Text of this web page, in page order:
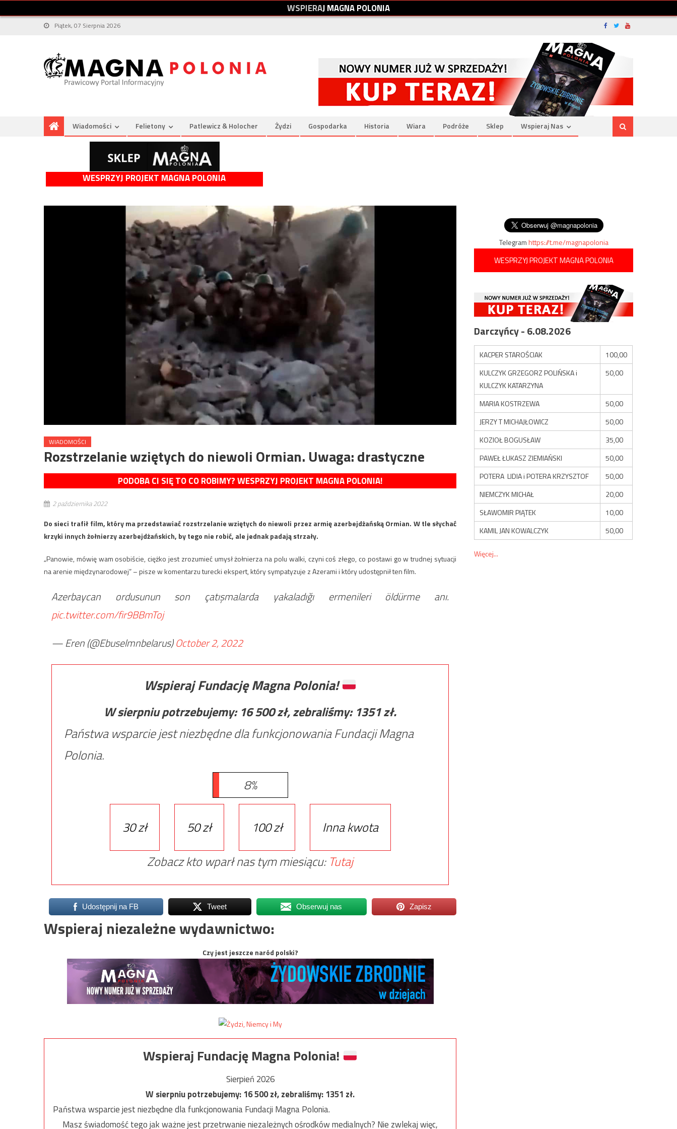
WSPIERAJMAGNAPOLONIA
Piątek, 07 Sierpnia 2026
Wiadomości Felietony Patlewicz & Holocher Żydzi Gospodarka Historia Wiara Podróże Sklep Wspieraj Nas
WESPRZYJ PROJEKT MAGNA POLONIA
WIADOMOŚCI
Rozstrzelanie wziętych do niewoli Ormian. Uwaga: drastyczne
PODOBA CI SIĘ TO CO ROBIMY? WESPRZYJ PROJEKT MAGNA POLONIA!
2 października 2022
Do sieci trafił film, który ma przedstawiać rozstrzelanie wziętych do niewoli przez armię azerbejdżańską Ormian. W tle słychać
krzyki innych żołnierzy azerbejdżańskich, by tego nie robić, ale jednak padają strzały.
„Panowie, mówię wam osobiście, ciężko jest zrozumieć umysł żołnierza na polu walki, czyni coś złego, co postawi go w trudnej sytuacji
na arenie międzynarodowej” – pisze w komentarzu turecki ekspert, który sympatyzuje z Azerami i który udostępnił ten film.
Azerbaycan ordusunun son çatışmalarda yakaladığı ermenileri öldürme anı.
pic.twitter.com/fir9BBmToj
— Eren (@Ebuselmnbelarus)October 2, 2022
Wspieraj Fundację Magna Polonia!
W sierpniu potrzebujemy: 16 500zł, zebraliśmy: 1351zł.
Państwa wsparcie jest niezbędne dla funkcjonowania Fundacji Magna
Polonia.
8%
30 zł 50 zł 100 zł
Inna kwota
Zobacz kto wparł nas tym miesiącu: Tutaj
Udostępnij na FB Tweet Obserwuj nas Zapisz
Wspieraj niezależne wydawnictwo:
Czy jest jeszcze naród polski?
Wspieraj Fundację Magna Polonia!
Sierpień 2026
W sierpniu potrzebujemy:16 500zł, zebraliśmy:1351 zł.
Państwa wsparcie jest niezbędne dla funkcjonowania Fundacji Magna Polonia.
Masz świadomość tego jak ważne jest przetrwanie niezależnych ośrodków medialnych? Nie zwlekaj więc,
Telegramhttps://t.me/magnapolonia
WESPRZYJ PROJEKT MAGNA POLONIA
Darczyńcy - 6.08.2026
KACPER STAROŚCIAK
100,00
KULCZYK GRZEGORZ POLIŃSKA i
KULCZYK KATARZYNA
50,00
MARIA KOSTRZEWA
50,00
JERZY T MICHAJŁOWICZ
50,00
KOZIOŁ BOGUSŁAW
35,00
PAWEŁ ŁUKASZ ZIEMIAŃSKI
50,00
POTERA LIDIA i POTERA KRZYSZTOF
50,00
NIEMCZYK MICHAŁ
20,00
SŁAWOMIR PIĄTEK
10,00
KAMIL JAN KOWALCZYK
50,00
Więcej...